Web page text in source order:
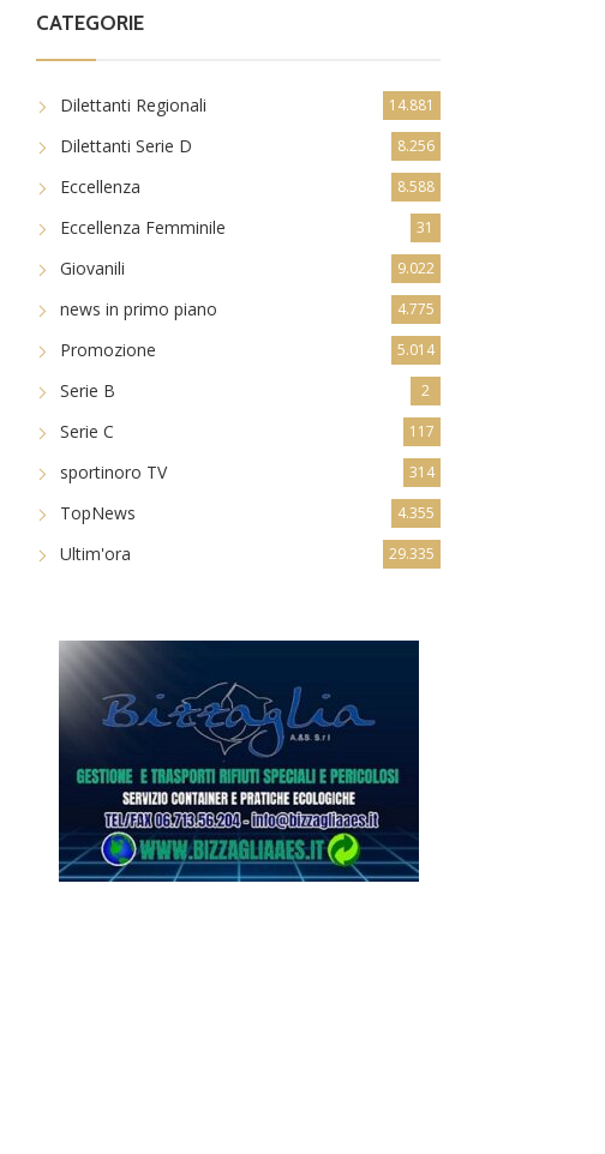
CATEGORIE
Dilettanti Regionali 14.881
Dilettanti Serie D 8.256
Eccellenza 8.588
Eccellenza Femminile 31
Giovanili 9.022
news in primo piano 4.775
Promozione 5.014
Serie B 2
Serie C 117
sportinoro TV 314
TopNews 4.355
Ultim'ora 29.335